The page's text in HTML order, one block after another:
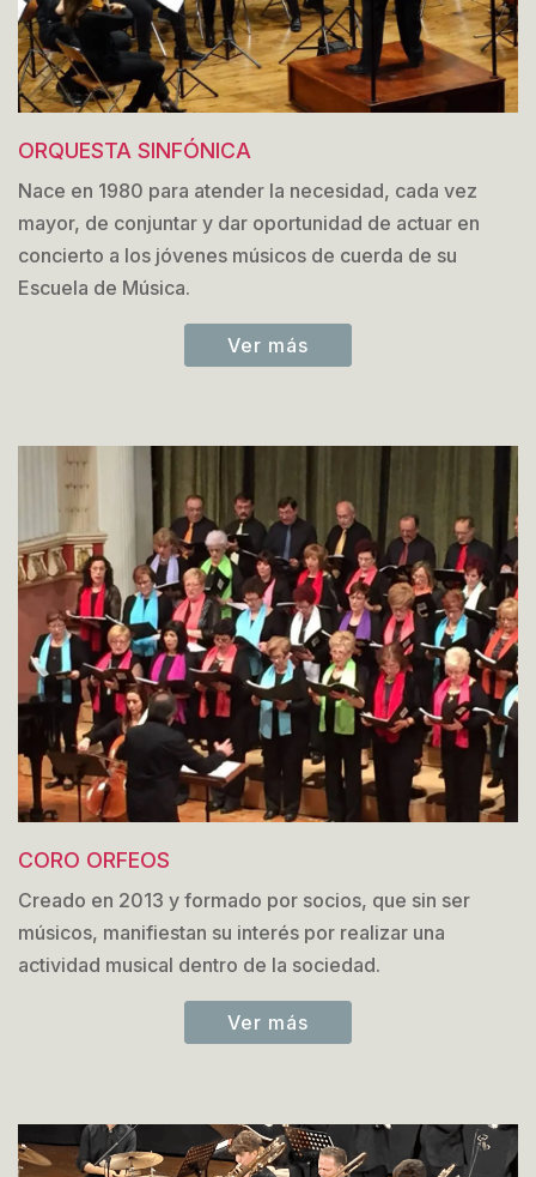
ORQUESTA SINFÓNICA
Nace en 1980 para atender la necesidad, cada vez
mayor, de conjuntar y dar oportunidad de actuar en
concierto a los jóvenes músicos de cuerda de su
Escuela de Música.
Ver más
CORO ORFEOS
Creado en 2013 y formado por socios, que sin ser
músicos, manifiestan su interés por realizar una
actividad musical dentro de la sociedad.
Ver más